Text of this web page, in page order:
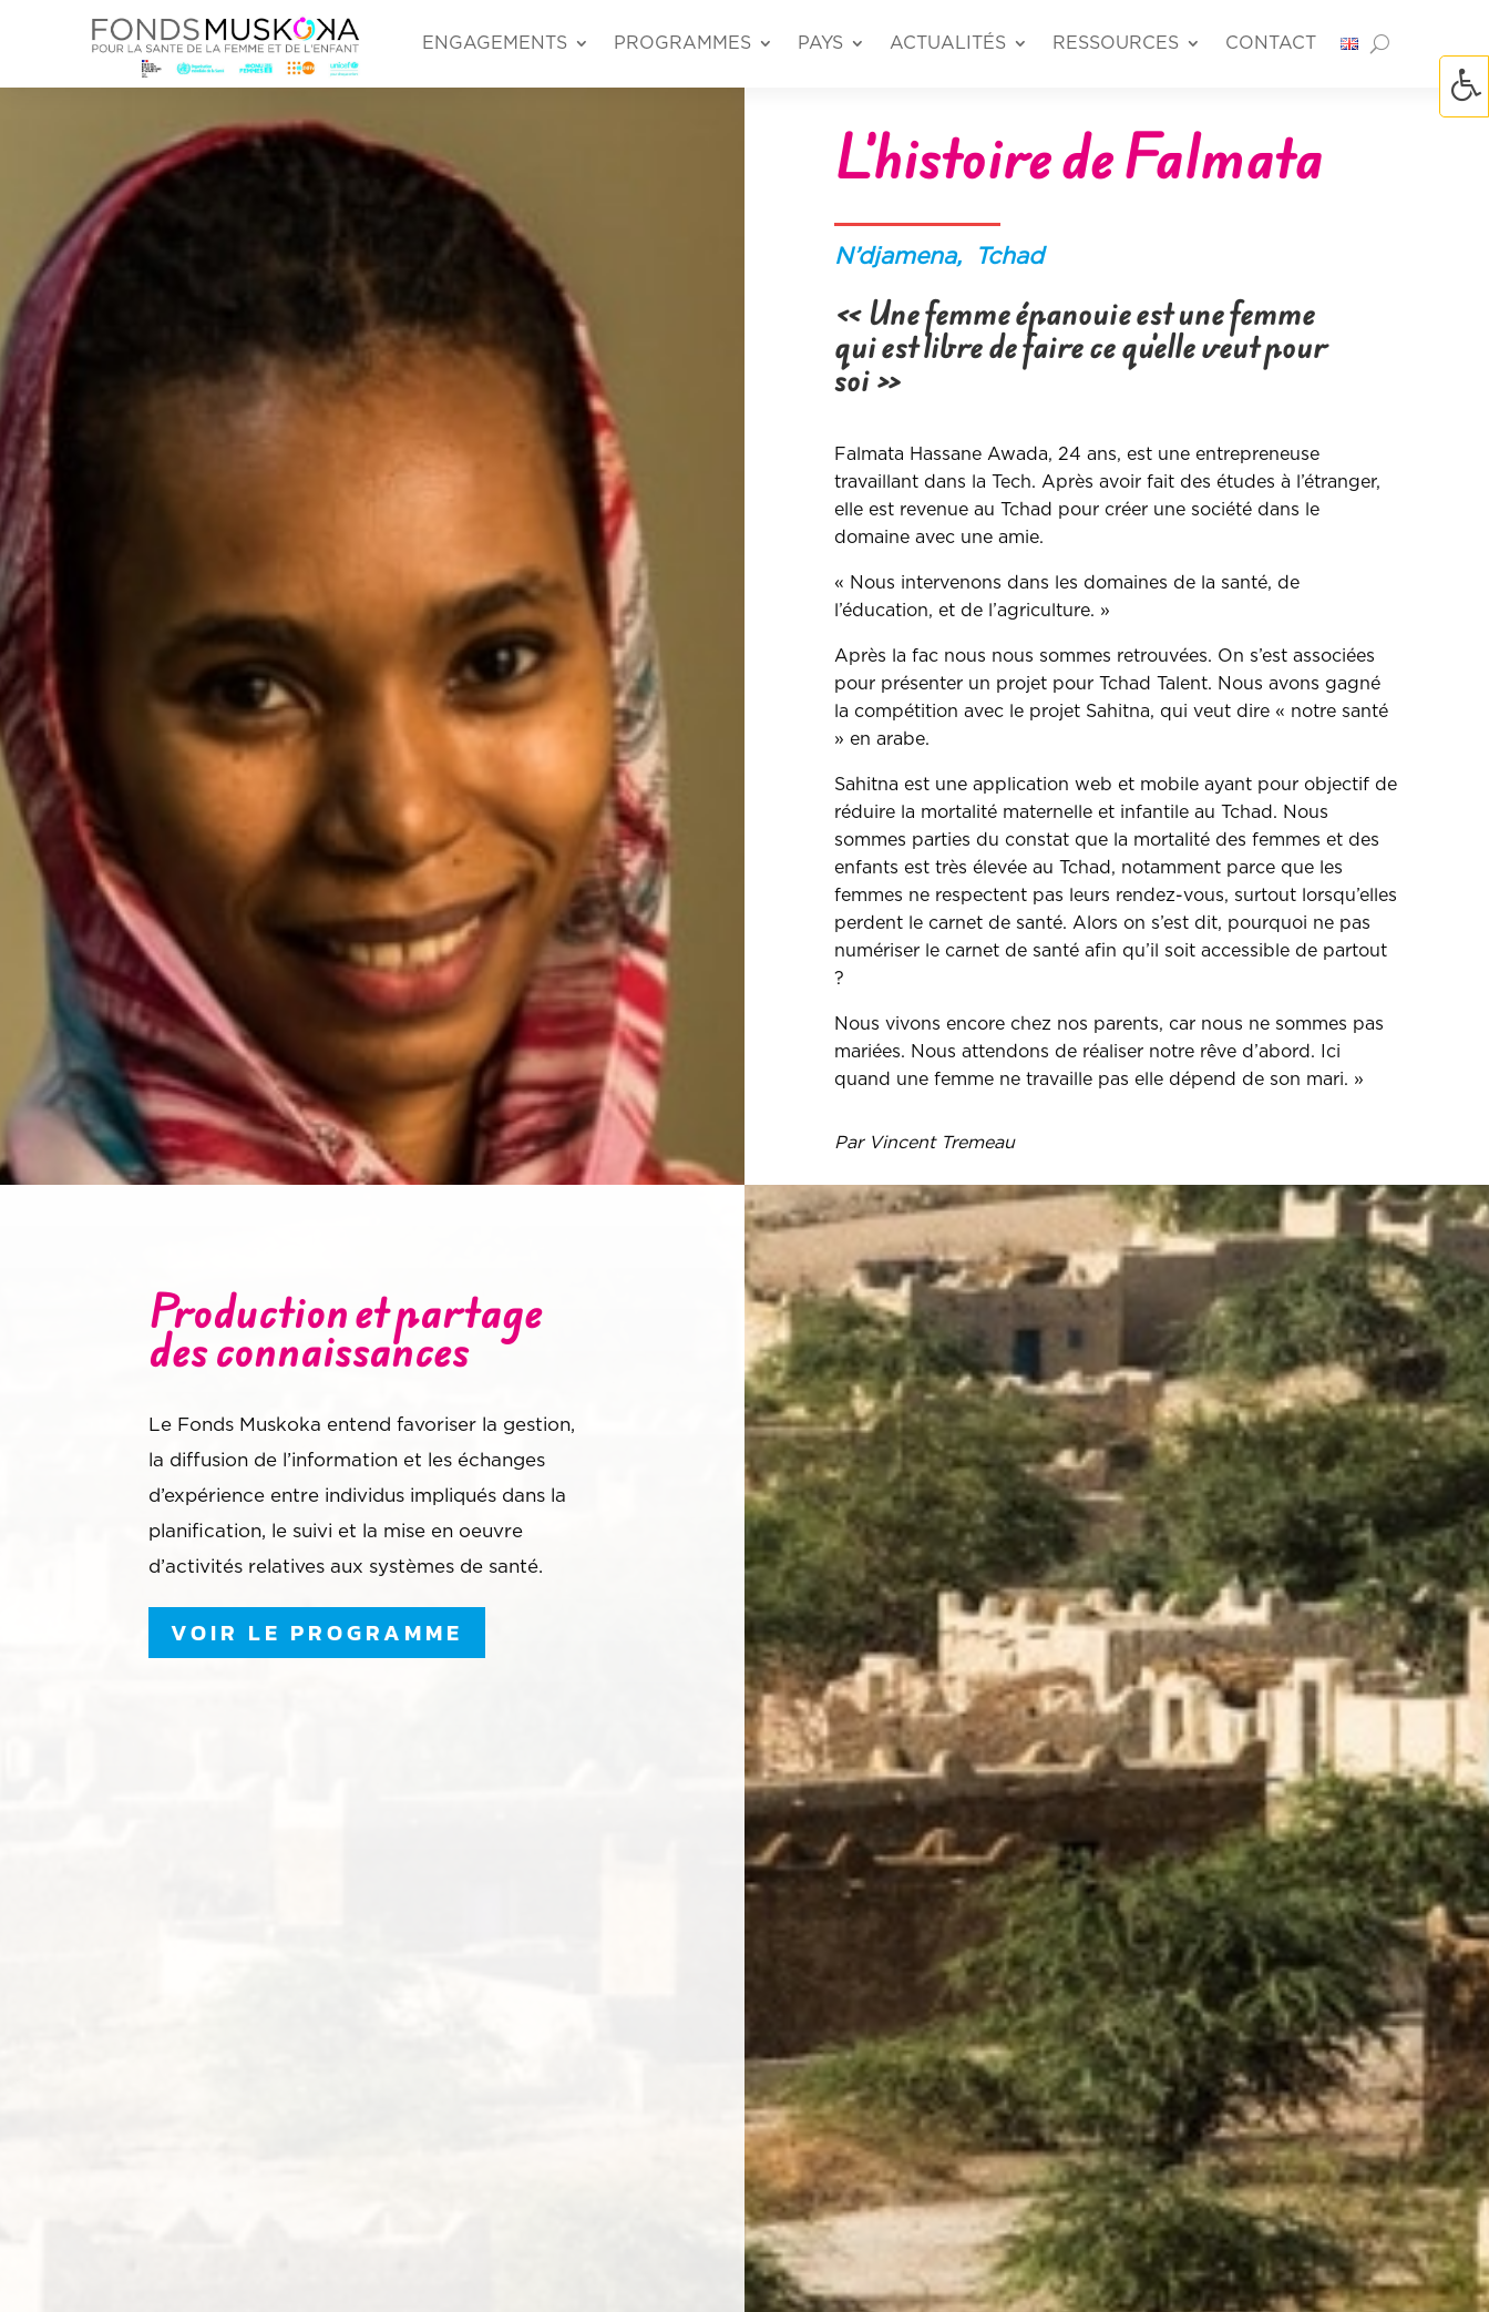
ENGAGEMENTS PROGRAMMES PAYS ACTUALITÉS RESSOURCES CONTACT
L’histoire deFalmata
N’djamena, Tchad
«Une femme épanouie est une femme
qui est libre de faire ce qu’elle veut pour
soi»
Falmata Hassane Awada, 24 ans, est une entrepreneuse
travaillant dans la Tech. Après avoir fait des études à l’étranger,
elle est revenue au Tchad pour créer une société dans le
domaine avec une amie.
« Nous intervenons dans les domaines de la santé, de
l’éducation, et de l’agriculture. »
Après la fac nous nous sommes retrouvées. On s’est associées
pour présenter un projet pour Tchad Talent. Nous avons gagné
la compétition avec le projet Sahitna, qui veut dire « notre santé
» en arabe.
Sahitna est une application web et mobile ayant pour objectif de
réduire la mortalité maternelle et infantile au Tchad. Nous
sommes parties du constat que la mortalité des femmes et des
enfants est très élevée au Tchad, notamment parce que les
femmes ne respectent pas leurs rendez-vous, surtout lorsqu’elles
perdent le carnet de santé. Alors on s’est dit, pourquoi ne pas
numériser le carnet de santé afin qu’il soit accessible de partout
?
Nous vivons encore chez nos parents, car nous ne sommes pas
mariées. Nous attendons de réaliser notre rêve d’abord. Ici
quand une femme ne travaille pas elle dépend de son mari. »
Par Vincent Tremeau
Production et partage
des connaissances
Le Fonds Muskoka entend favoriser la gestion,
la diffusion de l’information et les échanges
d’expérience entre individus impliqués dans la
planification, le suivi et la mise en oeuvre
d’activités relatives aux systèmes de santé.
VOIR LE PROGRAMME